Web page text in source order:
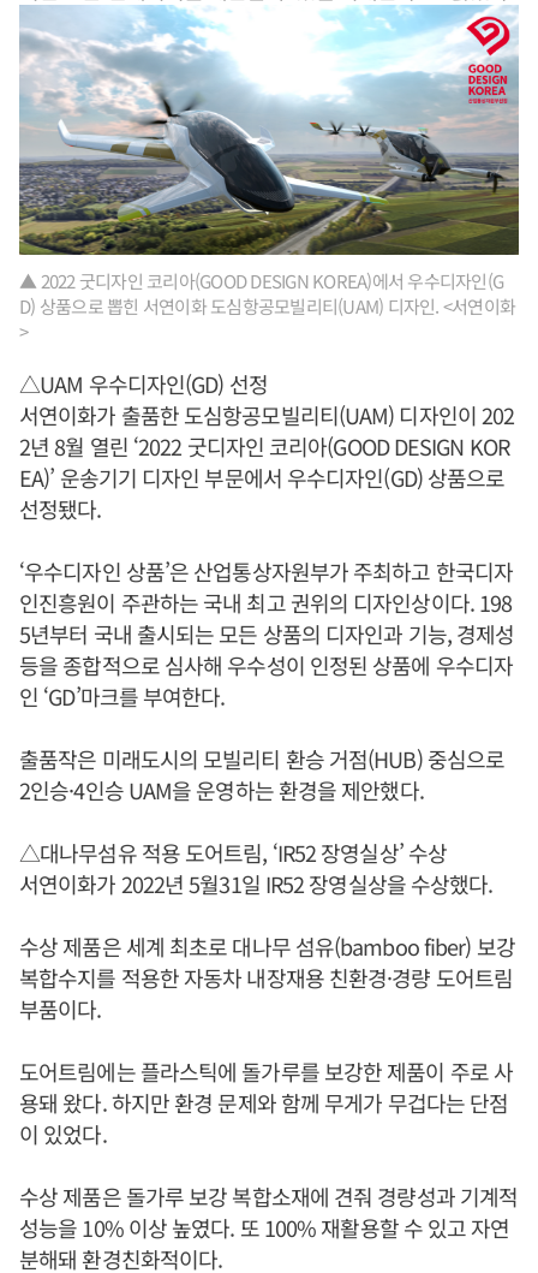
▲ 2022 굿디자인 코리아(GOOD DESIGN KOREA)에서 우수디자인(G
D) 상품으로 뽑힌 서연이화 도심항공모빌리티(UAM) 디자인. <서연이화
>
△UAM 우수디자인(GD) 선정
서연이화가 출품한 도심항공모빌리티(UAM) 디자인이 202
2년 8월 열린 ‘2022 굿디자인 코리아(GOOD DESIGN KOR
EA)’ 운송기기 디자인 부문에서 우수디자인(GD) 상품으로
선정됐다.
‘우수디자인 상품’은 산업통상자원부가 주최하고 한국디자
인진흥원이 주관하는 국내 최고 권위의 디자인상이다. 198
5년부터 국내 출시되는 모든 상품의 디자인과 기능, 경제성
등을 종합적으로 심사해 우수성이 인정된 상품에 우수디자
인 ‘GD’마크를 부여한다.
출품작은 미래도시의 모빌리티 환승 거점(HUB) 중심으로
2인승·4인승 UAM을 운영하는 환경을 제안했다.
△대나무섬유 적용 도어트림, ‘IR52 장영실상’ 수상
서연이화가 2022년 5월31일 IR52 장영실상을 수상했다.
수상 제품은 세계 최초로 대나무 섬유(bamboo fiber) 보강
복합수지를 적용한 자동차 내장재용 친환경·경량 도어트림
부품이다.
도어트림에는 플라스틱에 돌가루를 보강한 제품이 주로 사
용돼 왔다. 하지만 환경 문제와 함께 무게가 무겁다는 단점
이 있었다.
수상 제품은 돌가루 보강 복합소재에 견줘 경량성과 기계적
성능을 10% 이상 높였다. 또 100% 재활용할 수 있고 자연
분해돼 환경친화적이다.